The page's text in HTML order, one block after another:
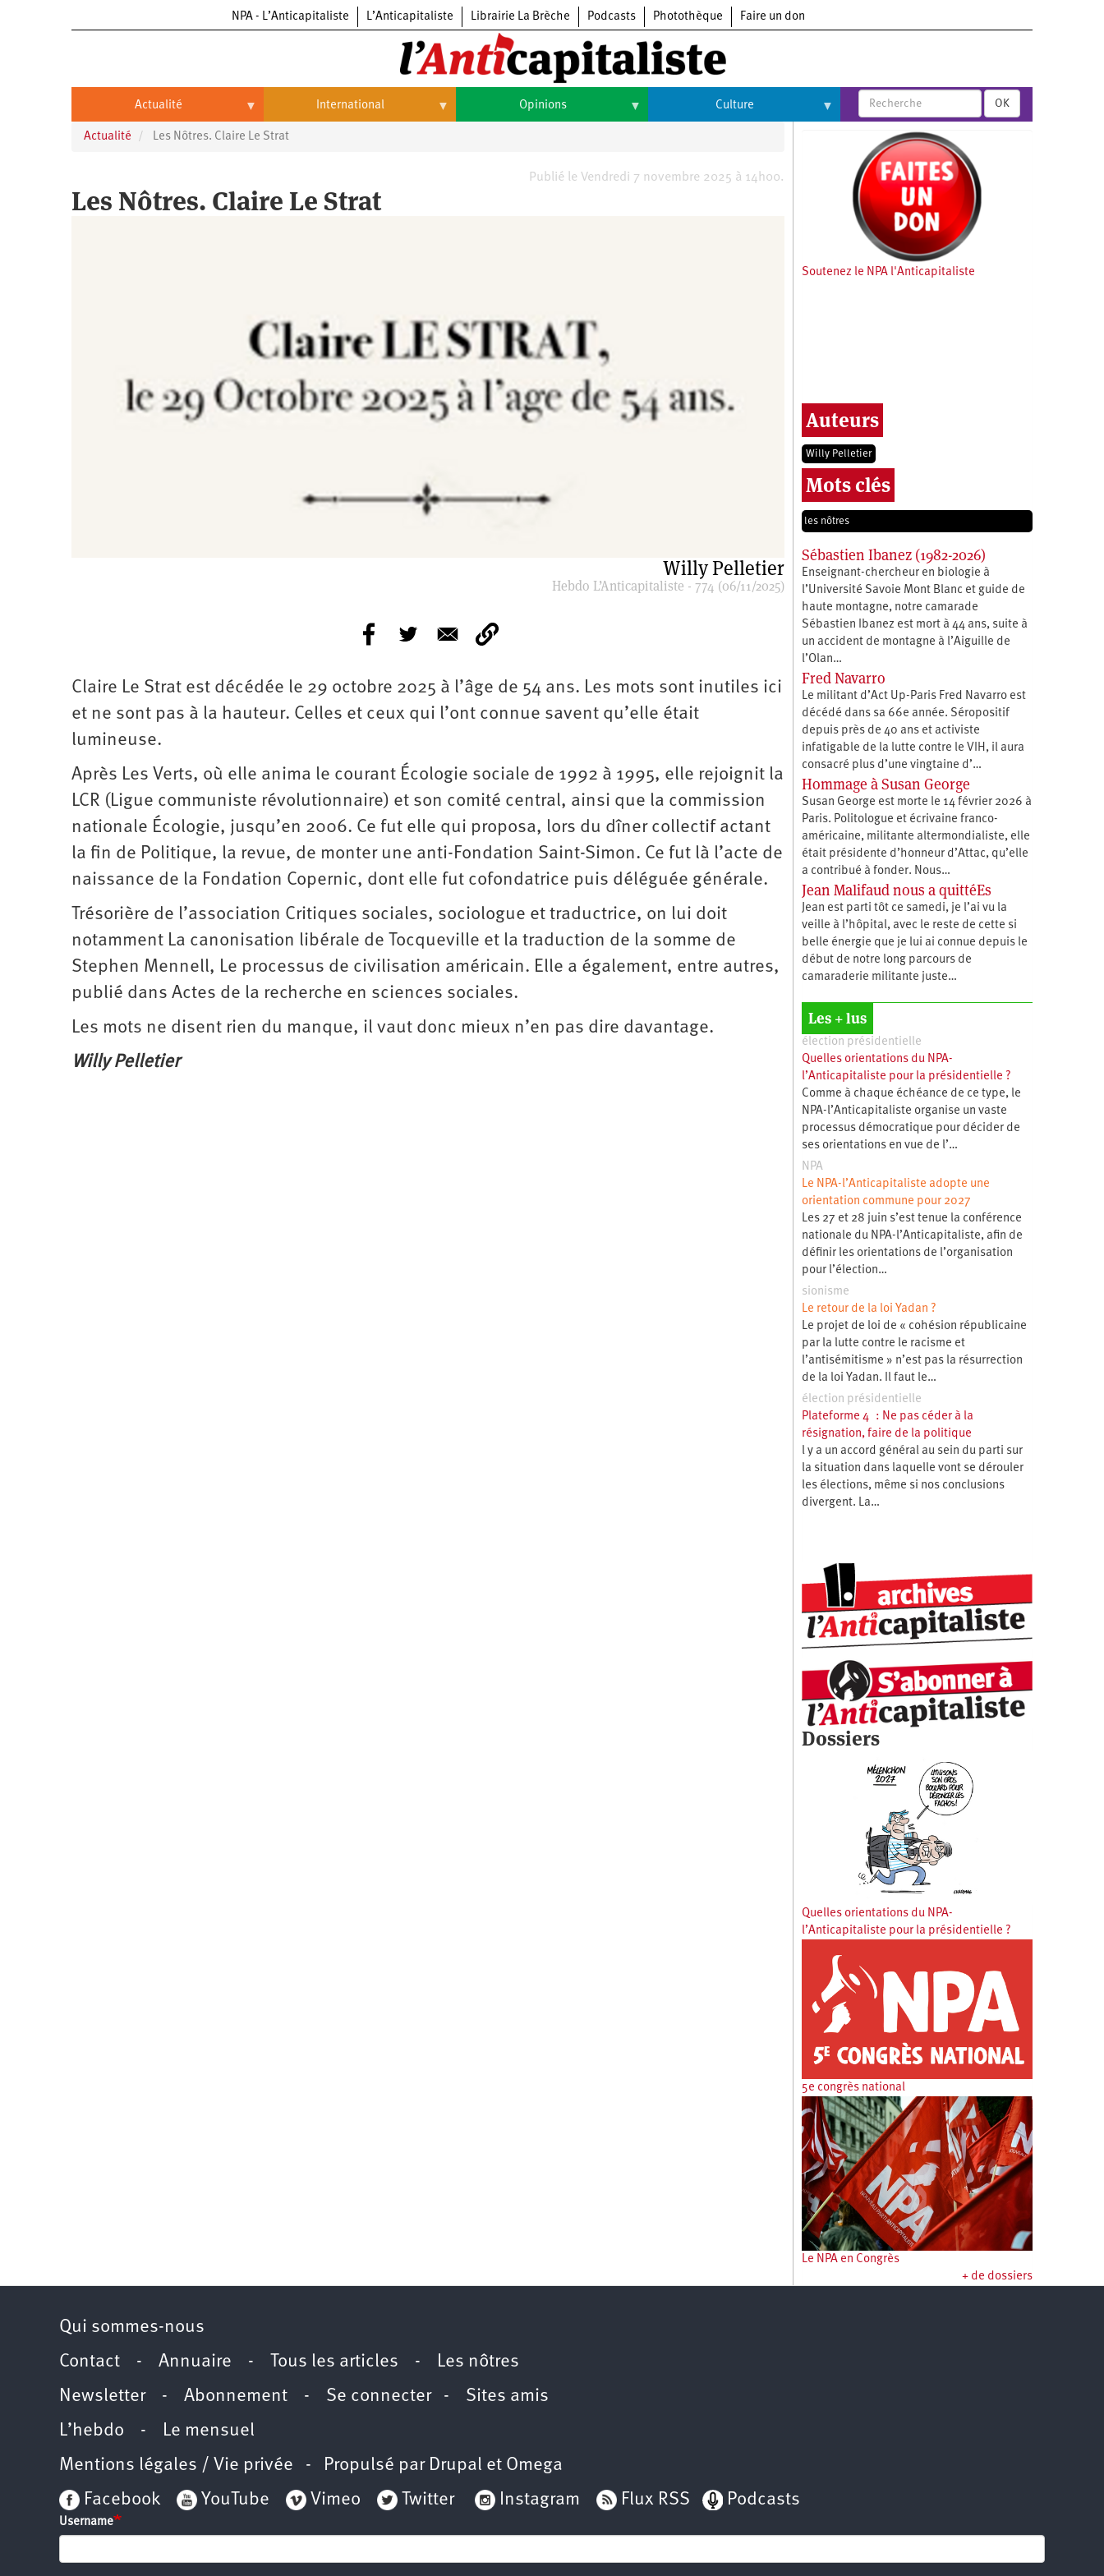
NPA - L’Anticapitaliste L’Anticapitaliste Librairie La Brèche Podcasts Photothèque Faire un don
Actualité
Actualité
Entreprises
Hôpitaux
International
International
Chine
Afrique
Amérique
du
Nord
Amérique
Opinions Culture
Arts
OK
Actualité Les Nôtres. Claire Le Strat
Publié le Vendredi 7 novembre 2025 à 14h00.
Les Nôtres. Claire Le Strat
Willy Pelletier
Hebdo L’Anticapitaliste - 774 (06/11/2025)
Claire Le Strat est décédée le 29 octobre 2025 à l’âge de 54 ans. Les mots sont inutiles ici
et ne sont pas à la hauteur. Celles et ceux qui l’ont connue savent qu’elle était
lumineuse.
Après Les Verts, où elle anima le courant Écologie sociale de 1992 à 1995, elle rejoignit la
LCR (Ligue communiste révolutionnaire) et son comité central, ainsi que la commission
nationale Écologie, jusqu’en 2006. Ce fut elle qui proposa, lors du dîner collectif actant
la fin de Politique, la revue, de monter une anti-Fondation Saint-Simon. Ce fut là l’acte de
naissance de la Fondation Copernic, dont elle fut cofondatrice puis déléguée générale.
Trésorière de l’association Critiques sociales, sociologue et traductrice, on lui doit
notamment La canonisation libérale de Tocqueville et la traduction de la somme de
Stephen Mennell, Le processus de civilisation américain. Elle a également, entre autres,
publié dans Actes de la recherche en sciences sociales.
Les mots ne disent rien du manque, il vaut donc mieux n’en pas dire davantage.
Willy Pelletier
Soutenez le NPA l'Anticapitaliste
Auteurs
Willy Pelletier
Mots clés
les nôtres
Sébastien Ibanez (1982-2026)
Enseignant-chercheur en biologie à
l’Université Savoie Mont Blanc et guide de
haute montagne, notre camarade
Sébastien Ibanez est mort à 44 ans, suite à
un accident de montagne à l’Aiguille de
l’Olan…
Fred Navarro
Le militant d’Act Up-Paris Fred Navarro est
décédé dans sa 66e année. Séropositif
depuis près de 40 ans et activiste
infatigable de la lutte contre le VIH, il aura
consacré plus d’une vingtaine d’…
Hommage à Susan George
Susan George est morte le 14 février 2026 à
Paris. Politologue et écrivaine franco-
américaine, militante altermondialiste, elle
était présidente d’honneur d’Attac, qu’elle
a contribué à fonder. Nous…
Jean Malifaud nous a quittéEs
Jean est parti tôt ce samedi, je l’ai vu la
veille à l’hôpital, avec le reste de cette si
belle énergie que je lui ai connue depuis le
début de notre long parcours de
camaraderie militante juste…
Les + lus
élection présidentielle
Quelles orientations du NPA-
l’Anticapitaliste pour la présidentielle ?
Comme à chaque échéance de ce type, le
NPA-l’Anticapitaliste organise un vaste
processus démocratique pour décider de
ses orientations en vue de l’…
NPA
Le NPA-l’Anticapitaliste adopte une
orientation commune pour 2027
Les 27 et 28 juin s’est tenue la conférence
nationale du NPA-l’Anticapitaliste, afin de
définir les orientations de l’organisation
pour l’élection…
sionisme
Le retour de la loi Yadan ?
Le projet de loi de « cohésion républicaine
par la lutte contre le racisme et
l’antisémitisme » n’est pas la résurrection
de la loi Yadan. Il faut le…
élection présidentielle
Plateforme 4 : Ne pas céder à la
résignation, faire de la politique
l y a un accord général au sein du parti sur
la situation dans laquelle vont se dérouler
les élections, même si nos conclusions
divergent. La…
Dossiers
Quelles orientations du NPA-
l’Anticapitaliste pour la présidentielle ?
5e congrès national
Le NPA en Congrès
+ de dossiers
Qui sommes-nous
Contact - Annuaire - Tous les articles - Les nôtres
Newsletter- Abonnement - Se connecter- Sites amis
L’hebdo - Le mensuel
Mentions légales / Vie privée - Propulsé par Drupal et Omega
Facebook
YouTube Vimeo Twitter Instagram Flux RSS Podcasts
Username